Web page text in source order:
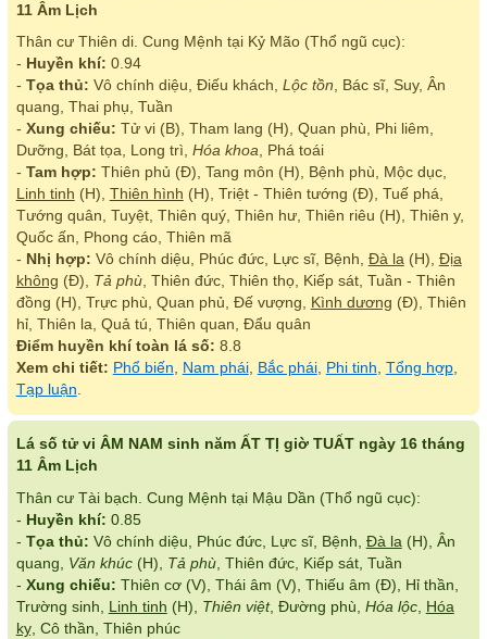
11 Âm Lịch
Thân cư Thiên di. Cung Mệnh tại Kỷ Mão (Thổ ngũ cục):
- Huyền khí: 0.94
- Tọa thủ: Vô chính diệu, Điếu khách, Lộc tồn, Bác sĩ, Suy, Ân
quang, Thai phụ, Tuần
- Xung chiếu: Tử vi (B), Tham lang (H), Quan phù, Phi liêm,
Dưỡng, Bát tọa, Long trì, Hóa khoa, Phá toái
- Tam hợp: Thiên phủ (Đ), Tang môn (H), Bệnh phù, Mộc dục,
Linh tinh (H), Thiên hình (H), Triệt - Thiên tướng (Đ), Tuế phá,
Tướng quân, Tuyệt, Thiên quý, Thiên hư, Thiên riêu (H), Thiên y,
Quốc ấn, Phong cáo, Thiên mã
- Nhị hợp: Vô chính diệu, Phúc đức, Lực sĩ, Bệnh, Đà la(H), Địa
không (Đ), Tả phù, Thiên đức, Thiên thọ, Kiếp sát, Tuần - Thiên
đồng (H), Trực phù, Quan phủ, Đế vượng, Kình dương (Đ), Thiên
hỉ, Thiên la, Quả tú, Thiên quan, Đẩu quân
Điểm huyền khí toàn lá số: 8.8
Xem chi tiết: Phổ biến, Nam phái, Bắc phái, Phi tinh, Tổng hợp,
Tạp luận.
Lá số tử vi ÂM NAM sinh năm ẤT TỊ giờ TUẤT ngày 16 tháng
11 Âm Lịch
Thân cư Tài bạch. Cung Mệnh tại Mậu Dần (Thổ ngũ cục):
- Huyền khí: 0.85
- Tọa thủ: Vô chính diệu, Phúc đức, Lực sĩ, Bệnh, Đà la (H), Ân
quang, Văn khúc(H), Tả phù, Thiên đức, Kiếp sát, Tuần
- Xung chiếu: Thiên cơ (V), Thái âm (V), Thiếu âm (Đ), Hỉ thần,
Trường sinh,
Linh tinh (H), Thiên việt, Đường phù, Hóa lộc,
Hóa
kỵ, Cô thần, Thiên phúc